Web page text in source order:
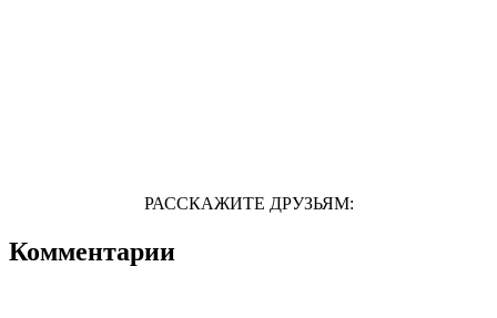
РАССКАЖИТЕ ДРУЗЬЯМ:
Комментарии